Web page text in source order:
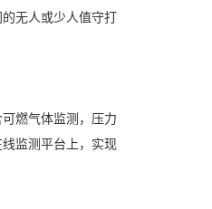
无人或少人值守打
燃气体监测，压力
监测平台上，实现